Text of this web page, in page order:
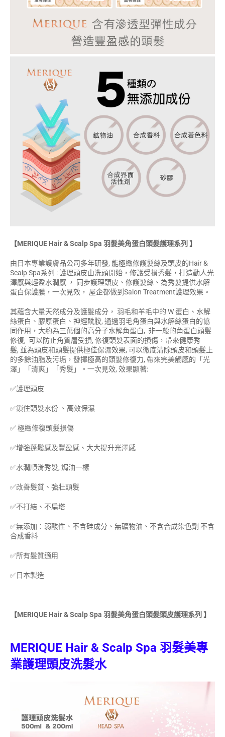
【MERIQUE Hair & Scalp Spa 羽髮美角蛋白頭髮護理系列 】
由日本專業護膚品公司多年研發, 能極緻修護髮絲及頭皮的Hair &
Scalp Spa系列 : 護理頭皮由洗頭開始，修護受損秀髮，打造動人光
澤感與輕盈水潤感 ， 同步護理頭皮、修護髮絲、為秀髮提供水解
蛋白保護膜，一次見效， 屋企都做到Salon Treatment護理效果。
其蘊含大量天然成分及護髮成分， 羽毛和羊毛中的 W 蛋白、水解
絲蛋白、膠原蛋白、神經酰胺, 通過羽毛角蛋白與水解絲蛋白的協
同作用，大約為三萬個的高分子水解角蛋白, 非一般的角蛋白頭髮
修復, 可以防止角質層受損, 修復頭髮表面的損傷，帶來健康秀
髮, 並為頭皮和頭髮提供極佳保濕效果, 可以徹底清除頭皮和頭髮上
的多餘油脂及污垢，發揮極高的頭髮修復力, 帶來完美觸感的「光
澤」「清爽」「秀髮」。一次見效, 效果顯著:
✅護理頭皮
✅鎖住頭髮水份 、高效保濕
✅ 極緻修復頭髮損傷
✅增強蓬鬆感及豐盈感、大大提升光澤感
✅水潤順滑秀髮, 焗油一樣
✅改善髮質、強壯頭髮
✅不打結、不扁塔
✅無添加：弱酸性、不含硅成分、無礦物油、不含合成染色劑 不含
合成香料
✅所有髮質適用
✅日本製造
【MERIQUE Hair & Scalp Spa 羽髮美角蛋白頭髮頭皮護理系列 】
MERIQUE Hair & Scalp Spa 羽髮美專
業護理頭皮洗髮水